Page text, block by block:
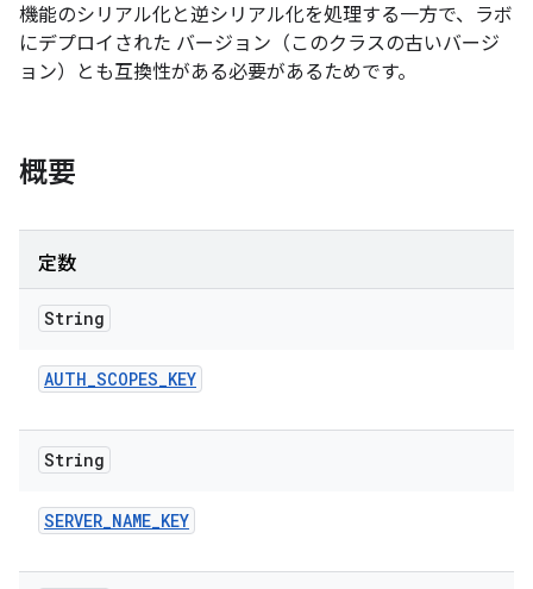
機能のシリアル化と逆シリアル化を処理する一方で、ラボ
にデプロイされた バージョン（このクラスの古いバージ
ョン）とも互換性がある必要があるためです。
概要
定数
String
AUTH_SCOPES_KEY
String
SERVER_NAME_KEY